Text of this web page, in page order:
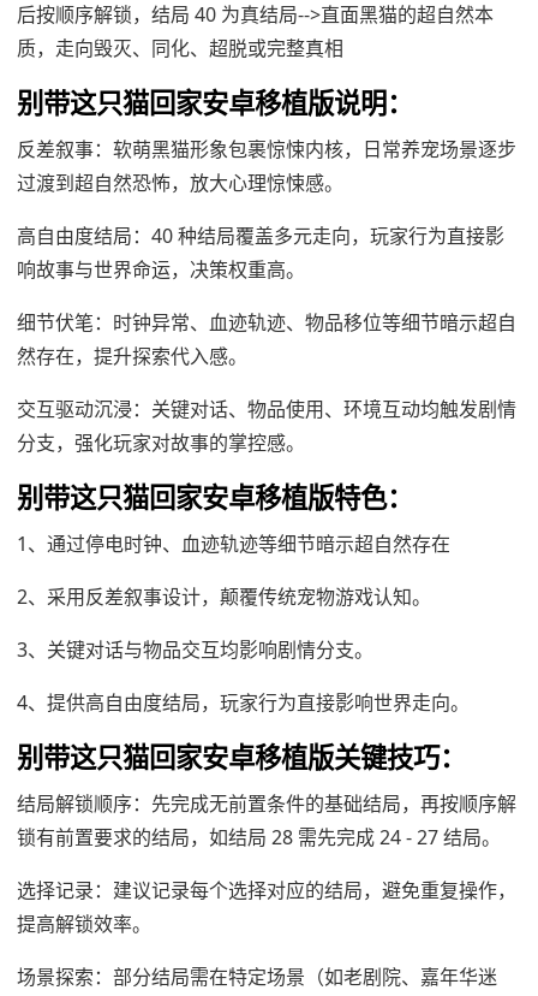
后按顺序解锁，结局 40 为真结局-->直面黑猫的超自然本
质，走向毁灭、同化、超脱或完整真相
别带这只猫回家安卓移植版说明：
反差叙事：软萌黑猫形象包裹惊悚内核，日常养宠场景逐步
过渡到超自然恐怖，放大心理惊悚感。
高自由度结局：40 种结局覆盖多元走向，玩家行为直接影
响故事与世界命运，决策权重高。
细节伏笔：时钟异常、血迹轨迹、物品移位等细节暗示超自
然存在，提升探索代入感。
交互驱动沉浸：关键对话、物品使用、环境互动均触发剧情
分支，强化玩家对故事的掌控感。
别带这只猫回家安卓移植版特色：
1、通过停电时钟、血迹轨迹等细节暗示超自然存在
2、采用反差叙事设计，颠覆传统宠物游戏认知。
3、关键对话与物品交互均影响剧情分支。
4、提供高自由度结局，玩家行为直接影响世界走向。
别带这只猫回家安卓移植版关键技巧：
结局解锁顺序：先完成无前置条件的基础结局，再按顺序解
锁有前置要求的结局，如结局 28 需先完成 24 - 27 结局。
选择记录：建议记录每个选择对应的结局，避免重复操作，
提高解锁效率。
场景探索：部分结局需在特定场景（如老剧院、嘉年华迷